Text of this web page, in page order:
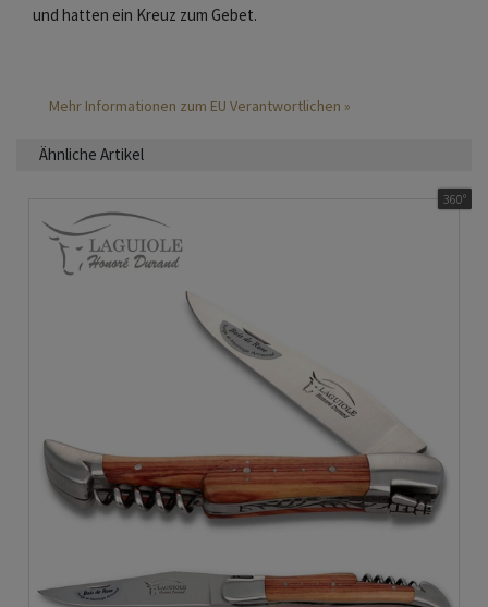
und hatten ein Kreuz zum Gebet.
Mehr Informationen zum EU Verantwortlichen »
Ähnliche Artikel
360°